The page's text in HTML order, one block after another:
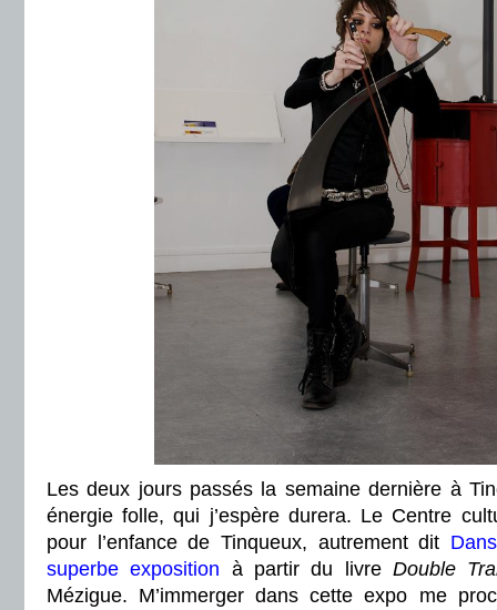
Les deux jours passés la semaine dernière à
énergie folle, qui j’espère durera. Le Centre
pour l’enfance de Tinqueux, autrement dit
superbe exposition à partir du livre Double
Mézigue. M’immerger dans cette expo me